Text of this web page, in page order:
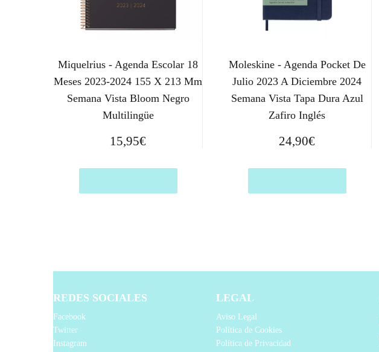
Miquelrius - Agenda Escolar 18
Meses 2023-2024 155 X 213 Mm
Semana Vista Bloom Negro
Multilingüe
15,95€
Moleskine - Agenda Pocket De
Julio 2023 A Diciembre 2024
Semana Vista Tapa Dura Azul
Zafiro Inglés
24,90€
REDES SOCIALES
Facebook
Twitter
Instagram
LEGAL
Aviso Legal
Política de Cookies
Política de Privacidad